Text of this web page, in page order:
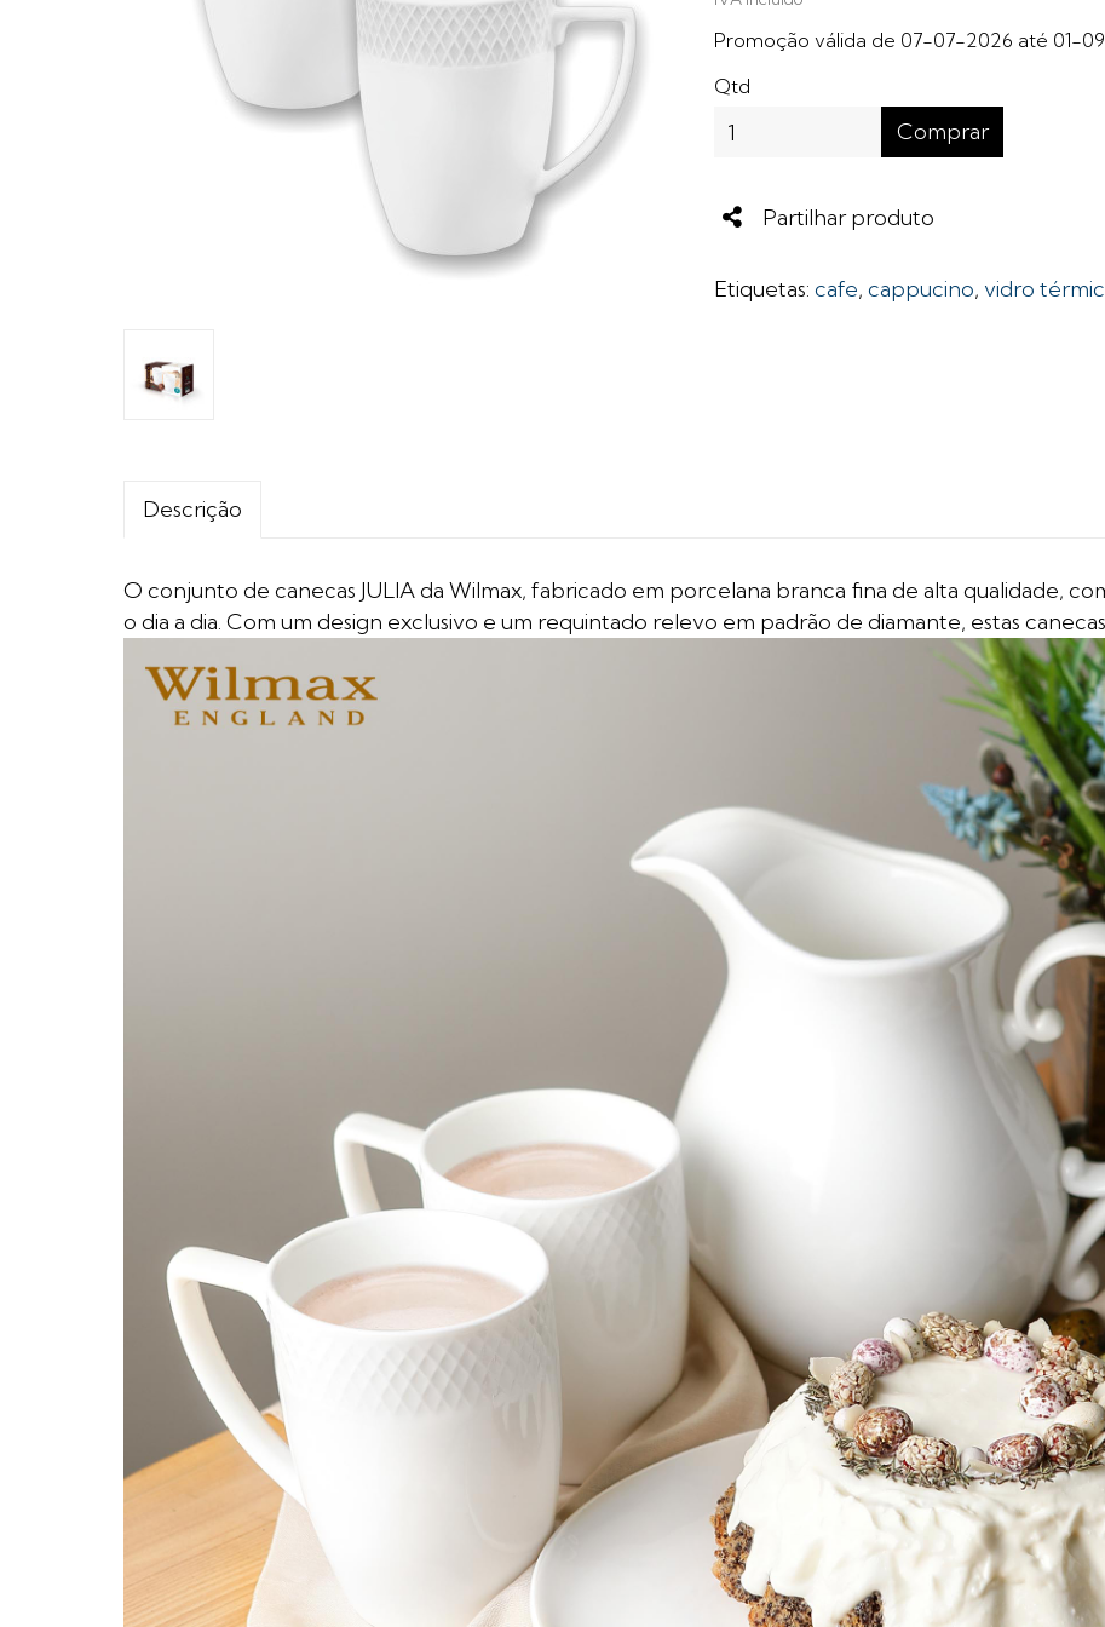
Promoção válida de 07-07-2026 até 01-
Qtd
Comprar
Share
Partilhar produto
Etiquetas: cafe, cappucino, vidro
Descrição
O conjunto de canecas JULIA da Wilmax, fabricado em porcelana branca fina de alta qualidade,
o dia a dia. Com um design exclusivo e um requintado relevo em padrão de diamante, estas